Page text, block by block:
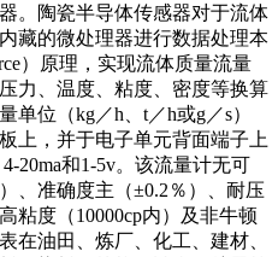
。陶瓷半导体传感器对于流体
藏的微处理器进行数据处理本
）原理，实现流体质量流量
力、温度、粘度、密度等换算
单位（kg／h、t／h或g／s）
上，并于电子单元背面端子上
20ma和1-5v。该流量计无可
、准确度主（±0.2％）、耐压
粘度（10000cp内）及非牛顿
在油田、炼厂、化工、建材、